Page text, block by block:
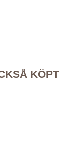
KÖPT